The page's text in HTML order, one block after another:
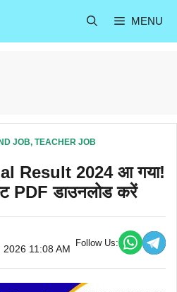
MENU
JOB, TEACHER JOB
Result 2024 आ गया!
PDF डाउनलोड करें
11:08 AM
Follow Us: